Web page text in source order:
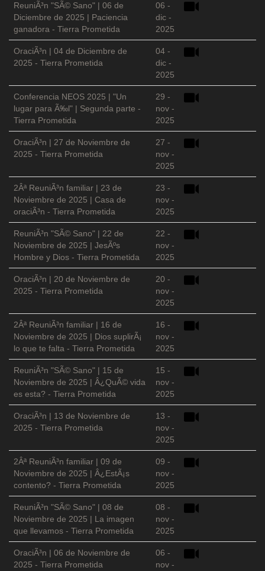
ReuniÃ³n "SÃ© Sano" | 06 de
Diciembre de 2025 | Paciencia
ganadora - Tierra Prometida
06 -
dic -
2025
OraciÃ³n | 04 de Diciembre de
2025 - Tierra Prometida
04 -
dic -
2025
Conferencia NEOS 2025 | "Un
lugar para Ã‰l" | Segunda parte -
Tierra Prometida
29 -
nov -
2025
OraciÃ³n | 27 de Noviembre de
2025 - Tierra Prometida
27 -
nov -
2025
2Âª ReuniÃ³n familiar | 23 de
Noviembre de 2025 | Casa de
oraciÃ³n - Tierra Prometida
23 -
nov -
2025
ReuniÃ³n "SÃ© Sano" | 22 de
Noviembre de 2025 | JesÃºs
Hombre y Dios - Tierra Prometida
22 -
nov -
2025
OraciÃ³n | 20 de Noviembre de
2025 - Tierra Prometida
20 -
nov -
2025
2Âª ReuniÃ³n familiar | 16 de
Noviembre de 2025 | Dios suplirÃ¡
lo que te falta - Tierra Prometida
16 -
nov -
2025
ReuniÃ³n "SÃ© Sano" | 15 de
Noviembre de 2025 | Â¿QuÃ© vida
es esta? - Tierra Prometida
15 -
nov -
2025
OraciÃ³n | 13 de Noviembre de
2025 - Tierra Prometida
13 -
nov -
2025
2Âª ReuniÃ³n familiar | 09 de
Noviembre de 2025 | Â¿EstÃ¡s
contento? - Tierra Prometida
09 -
nov -
2025
ReuniÃ³n "SÃ© Sano" | 08 de
Noviembre de 2025 | La imagen
que llevamos - Tierra Prometida
08 -
nov -
2025
OraciÃ³n | 06 de Noviembre de
2025 - Tierra Prometida
06 -
nov -